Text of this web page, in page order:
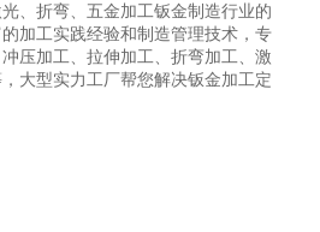
、折弯、五金加工钣金制造行业的
加工实践经验和制造管理技术，专
压加工、拉伸加工、折弯加工、激
大型实力工厂帮您解决钣金加工定